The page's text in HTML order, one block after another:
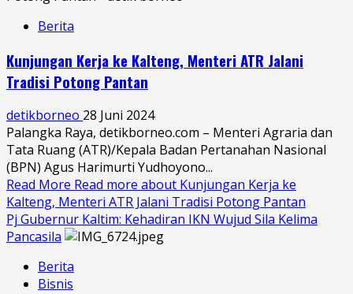
Berita
Kunjungan Kerja ke Kalteng, Menteri ATR Jalani
Tradisi Potong Pantan
detikborneo 28 Juni 2024
Palangka Raya, detikborneo.com – Menteri Agraria dan
Tata Ruang (ATR)/Kepala Badan Pertanahan Nasional
(BPN) Agus Harimurti Yudhoyono...
Read More Read more about Kunjungan Kerja ke
Kalteng, Menteri ATR Jalani Tradisi Potong Pantan
Pj Gubernur Kaltim: Kehadiran IKN Wujud Sila Kelima
Pancasila
Berita
Bisnis